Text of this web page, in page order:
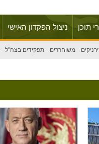
תוכן ניצול הפקדון האישי
משוחררים תפקידים בצה"ל